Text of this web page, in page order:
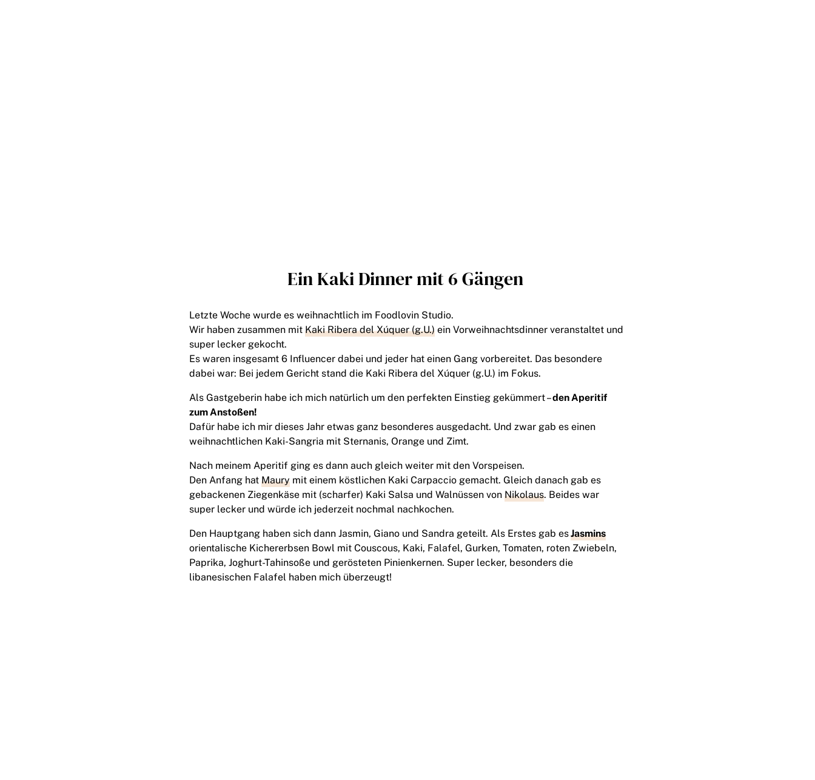
Ein Kaki Dinner mit 6 Gängen
Letzte Woche wurde es weihnachtlich im Foodlovin Studio.
Wir haben zusammen mit Kaki Ribera del Xúquer (g.U.) ein Vorweihnachtsdinner veranstaltet und
super lecker gekocht.
Es waren insgesamt 6 Influencer dabei und jeder hat einen Gang vorbereitet. Das besondere
dabei war: Bei jedem Gericht stand die Kaki Ribera del Xúquer (g.U.) im Fokus.
Als Gastgeberin habe ich mich natürlich um den perfekten Einstieg gekümmert –den Aperitif
zum Anstoßen!
Dafür habe ich mir dieses Jahr etwas ganz besonderes ausgedacht. Und zwar gab es einen
weihnachtlichen Kaki-Sangria mit Sternanis, Orange und Zimt.
Nach meinem Aperitif ging es dann auch gleich weiter mit den Vorspeisen.
Den Anfang hat Maury mit einem köstlichen Kaki Carpaccio gemacht. Gleich danach gab es
gebackenen Ziegenkäse mit (scharfer) Kaki Salsa und Walnüssen von Nikolaus. Beides war
super lecker und würde ich jederzeit nochmal nachkochen.
Den Hauptgang haben sich dann Jasmin, Giano und Sandra geteilt. Als Erstes gab esJasmins
orientalische Kichererbsen Bowl mit Couscous, Kaki, Falafel, Gurken, Tomaten, roten Zwiebeln,
Paprika, Joghurt-Tahinsoße und gerösteten Pinienkernen. Super lecker, besonders die
libanesischen Falafel haben mich überzeugt!